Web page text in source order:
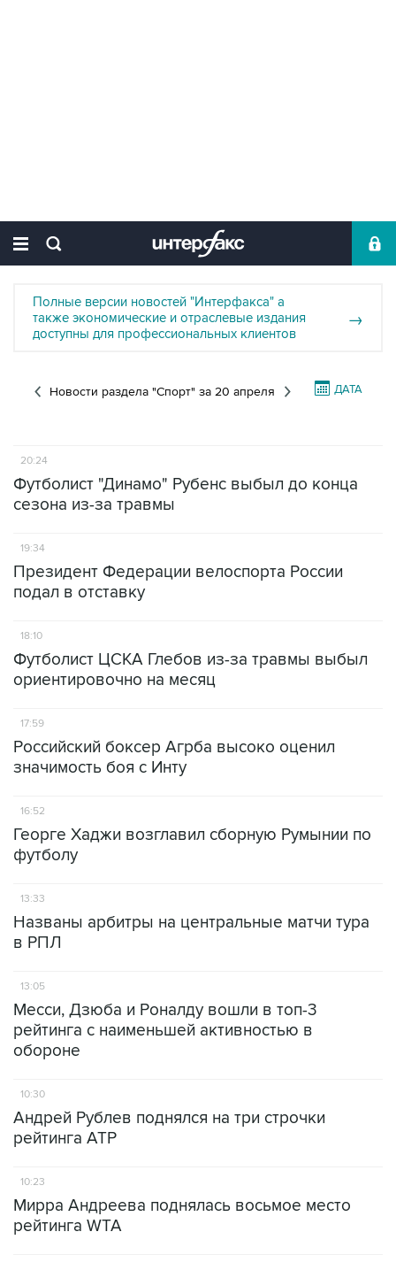
Полные версии новостей "Интерфакса" а
также экономические и отраслевые издания
доступны для профессиональных клиентов
→
Новости раздела "Спорт" за 20 апреля ДАТА
20:24
Футболист "Динамо" Рубенс выбыл до конца
сезона из-за травмы
19:34
Президент Федерации велоспорта России
подал в отставку
18:10
Футболист ЦСКА Глебов из-за травмы выбыл
ориентировочно на месяц
17:59
Российский боксер Агрба высоко оценил
значимость боя с Инту
16:52
Георге Хаджи возглавил сборную Румынии по
футболу
13:33
Названы арбитры на центральные матчи тура
в РПЛ
13:05
Месси, Дзюба и Роналду вошли в топ-3
рейтинга с наименьшей активностью в
обороне
10:30
Андрей Рублев поднялся на три строчки
рейтинга ATP
10:23
Мирра Андреева поднялась восьмое место
рейтинга WTA